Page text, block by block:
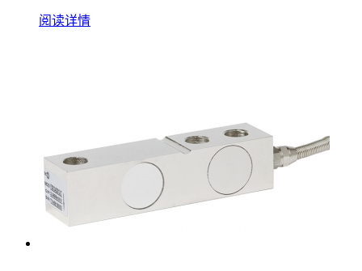
阅读详情